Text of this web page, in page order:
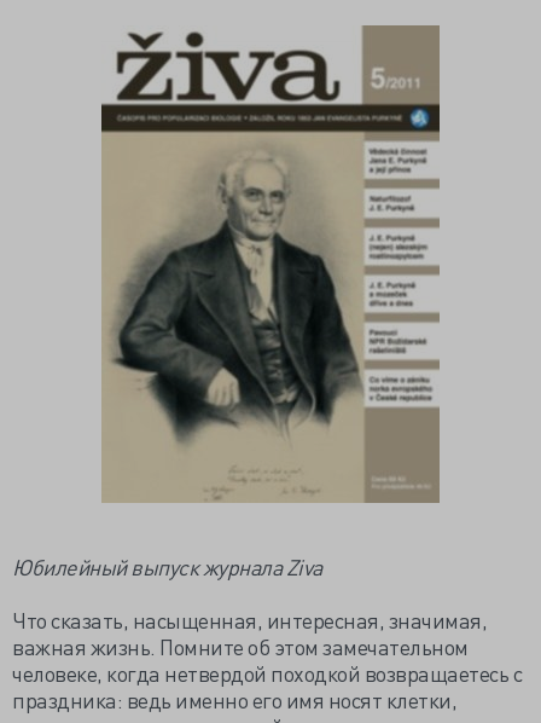
Юбилейный выпуск журнала Ziva
Что сказать, насыщенная, интересная, значимая,
важная жизнь. Помните об этом замечательном
человеке, когда нетвердой походкой возвращаетесь с
праздника: ведь именно его имя носят клетки,